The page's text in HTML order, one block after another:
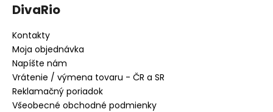
DivaRio
Kontakty
Moja objednávka
Napíšte nám
Vrátenie / výmena tovaru - ČR a SR
Reklamačný poriadok
Všeobecné obchodné podmienky